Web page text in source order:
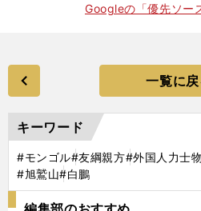
Googleの「優先ソー
一覧に
キーワード
#モンゴル#友綱親方#外国人力士
#旭鷲山#白鵬